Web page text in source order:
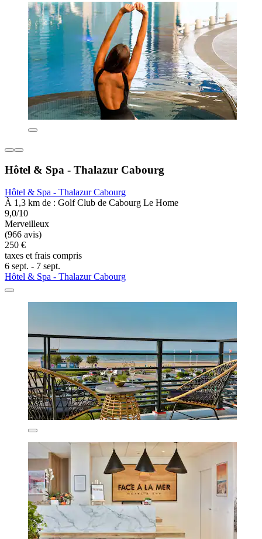
Hôtel & Spa - Thalazur Cabourg
Hôtel & Spa - Thalazur Cabourg
À 1,3 km de : Golf Club de Cabourg Le Home
9,0/10
Merveilleux
(966 avis)
250 €
taxes et frais compris
6 sept. - 7 sept.
Hôtel & Spa - Thalazur Cabourg